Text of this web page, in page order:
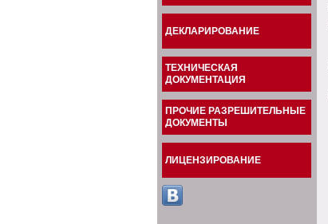
ДЕКЛАРИРОВАНИЕ
ТЕХНИЧЕСКАЯ
ДОКУМЕНТАЦИЯ
ПРОЧИЕ РАЗРЕШИТЕЛЬНЫЕ
ДОКУМЕНТЫ
ЛИЦЕНЗИРОВАНИЕ